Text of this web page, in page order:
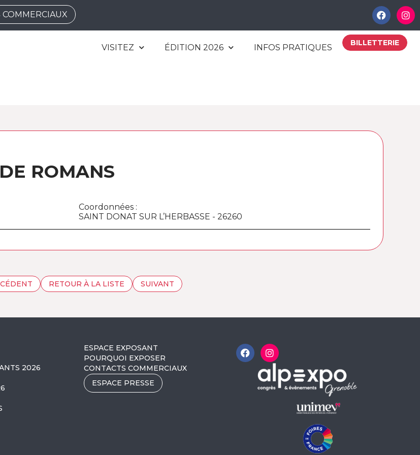
COMMERCIAUX
VISITEZ ÉDITION 2026 INFOS PRATIQUES BILLETTERIE
ROMANS
Coordonnées :
SAINT DONAT SUR L’HERBASSE - 26260
RETOUR À LA LISTE SUIVANT
2026
ESPACE EXPOSANT
POURQUOI EXPOSER
CONTACTS COMMERCIAUX
ESPACE PRESSE